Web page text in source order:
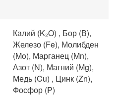
Калий (K₂O) , Бор (В),
Железо (Fe), Молибден
(Mo), Марганец (Mn),
Азот (N), Магний (Mg),
Медь (Cu) , Цинк (Zn),
Фосфор (P)